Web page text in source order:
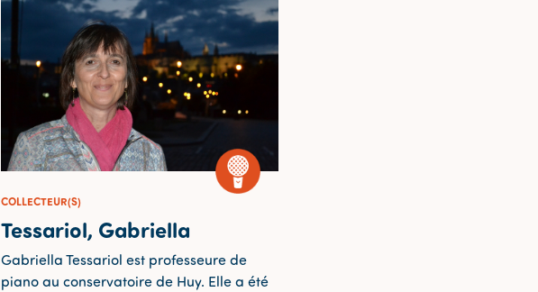
COLLECTEUR(S)
Tessariol, Gabriella
Gabriella Tessariol est professeure de
piano au conservatoire de Huy. Elle a été